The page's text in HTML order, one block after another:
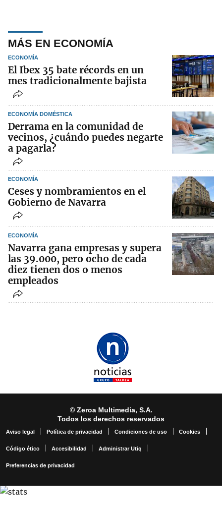
MÁS EN ECONOMÍA
ECONOMÍA
El Ibex 35 bate récords en un
mes tradicionalmente bajista
ECONOMÍA DOMÉSTICA
Derrama en la comunidad de
vecinos, ¿cuándo puedes negarte
a pagarla?
ECONOMÍA
Ceses y nombramientos en el
Gobierno de Navarra
ECONOMÍA
Navarra gana empresas y supera
las 39.000, pero ocho de cada
diez tienen dos o menos
empleados
© Zeroa Multimedia, S.A.
Todos los derechos reservados
Aviso legal Política de privacidad Condiciones de uso Cookies
Código ético Accesibilidad Administrar Utiq
Preferencias de privacidad